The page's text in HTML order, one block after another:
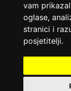
vam
oglase,
stranici i
posjetitelji.